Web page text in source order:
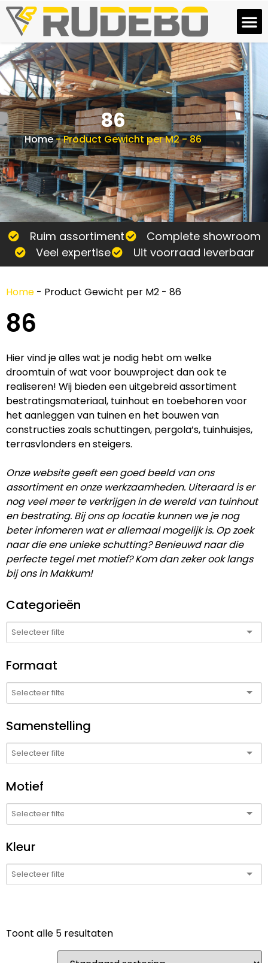
86
Home-Product Gewicht per M2-86
Ruim assortiment
Complete showroom
Veel expertise
Uit voorraad leverbaar
Home - Product Gewicht per M2 - 86
86
Hier vind je alles wat je nodig hebt om welke
droomtuin of wat voor bouwproject dan ook te
realiseren! Wij bieden een uitgebreid assortiment
bestratingsmateriaal, tuinhout en toebehoren voor
het aanleggen van tuinen en het bouwen van
constructies zoals schuttingen, pergola’s, tuinhuisjes,
terrasvlonders en steigers.
Onze website geeft een goed beeld van ons
assortiment en onze werkzaamheden. Uiteraard is er
nog veel meer te verkrijgen in de wereld van tuinhout
en bestrating. Bij ons op locatie kunnen we je nog
beter infomeren wat er allemaal mogelijk is. Op zoek
naar die ene unieke schutting? Benieuwd naar die
perfecte tegel met motief? Kom dan zeker ook langs
bij ons in Makkum!
Categorieën
Formaat
Samenstelling
Motief
Kleur
Toont alle 5 resultaten